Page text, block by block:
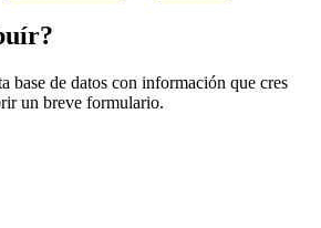
base de datos con información que cres
un breve formulario.